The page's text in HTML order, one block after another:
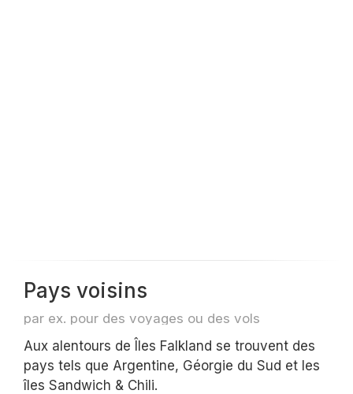
Pays voisins
par ex. pour des voyages ou des vols
Aux alentours de Îles Falkland se trouvent des
pays tels que Argentine, Géorgie du Sud et les
îles Sandwich & Chili.